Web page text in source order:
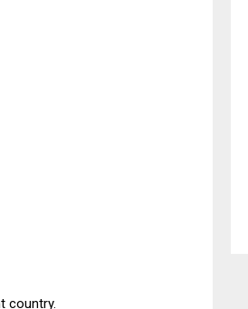
country.